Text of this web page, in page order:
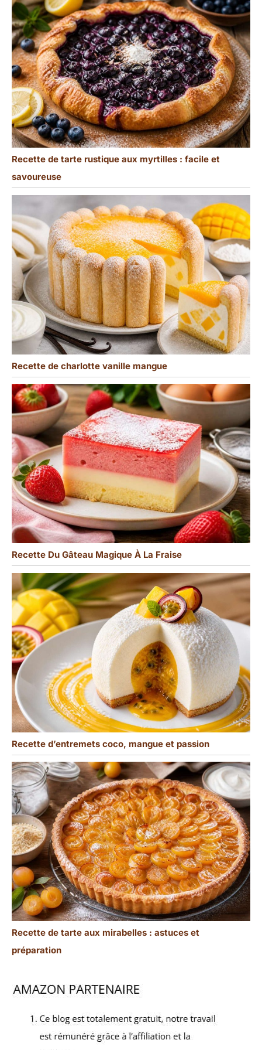
Recette de tarte rustique aux myrtilles : facile et
savoureuse
Recette de charlotte vanille mangue
Recette Du Gâteau Magique À La Fraise
Recette d’entremets coco, mangue et passion
Recette de tarte aux mirabelles : astuces et
préparation